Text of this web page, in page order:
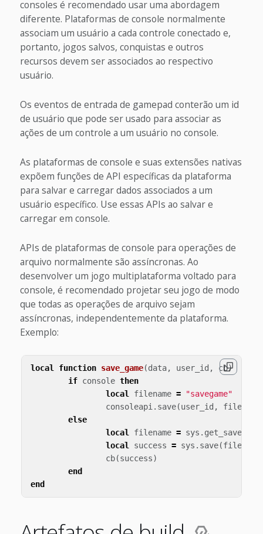
consoles é recomendado usar uma abordagem
diferente. Plataformas de console normalmente
associam um usuário a cada controle conectado e,
portanto, jogos salvos, conquistas e outros
recursos devem ser associados ao respectivo
usuário.
Os eventos de entrada de gamepad conterão um id
de usuário que pode ser usado para associar as
ações de um controle a um usuário no console.
As plataformas de console e suas extensões nativas
expõem funções de API específicas da plataforma
para salvar e carregar dados associados a um
usuário específico. Use essas APIs ao salvar e
carregar em console.
APIs de plataformas de console para operações de
arquivo normalmente são assíncronas. Ao
desenvolver um jogo multiplataforma voltado para
console, é recomendado projetar seu jogo de modo
que todas as operações de arquivo sejam
assíncronas, independentemente da plataforma.
Exemplo:
local function save_game(data, user_id , cb)
if console then
local filename =
"savegame"
consoleapi. save(user_id , filename
else
local filename = sys .
local success = sys . save(filename
cb(success)
end
end